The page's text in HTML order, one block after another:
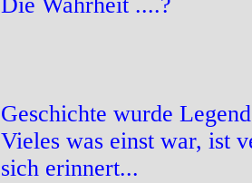
Geschichte wurde
Vieles was einst war, ist
sich erinnert...